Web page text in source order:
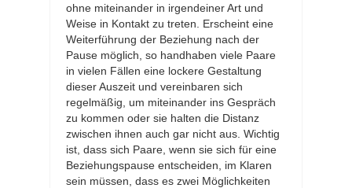
ohne miteinander in irgendeiner Art und
Weise in Kontakt zu treten. Erscheint eine
Weiterführung der Beziehung nach der
Pause möglich, so handhaben viele Paare
in vielen Fällen eine lockere Gestaltung
dieser Auszeit und vereinbaren sich
regelmäßig, um miteinander ins Gespräch
zu kommen oder sie halten die Distanz
zwischen ihnen auch gar nicht aus. Wichtig
ist, dass sich Paare, wenn sie sich für eine
Beziehungspause entscheiden, im Klaren
sein müssen, dass es zwei Möglichkeiten